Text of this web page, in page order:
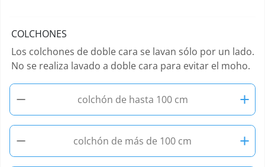
COLCHONES
Los colchones de doble cara se lavan sólo por un lado.
No se realiza lavado a doble cara para evitar el moho.
− colchón de hasta 100 cm
+
−
colchón de más de 100 cm
+